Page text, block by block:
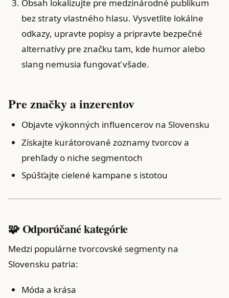
Obsah lokalizujte pre medzinárodné publikum
bez straty vlastného hlasu. Vysvetlite lokálne
odkazy, upravte popisy a pripravte bezpečné
alternatívy pre značku tam, kde humor alebo
slang nemusia fungovať všade.
Pre značky a inzerentov
Objavte výkonných influencerov na Slovensku
Získajte kurátorované zoznamy tvorcov a
prehľady o niche segmentoch
Spúšťajte cielené kampane s istotou
🧩 Odporúčané kategórie
Medzi populárne tvorcovské segmenty na
Slovensku patria:
Móda a krása